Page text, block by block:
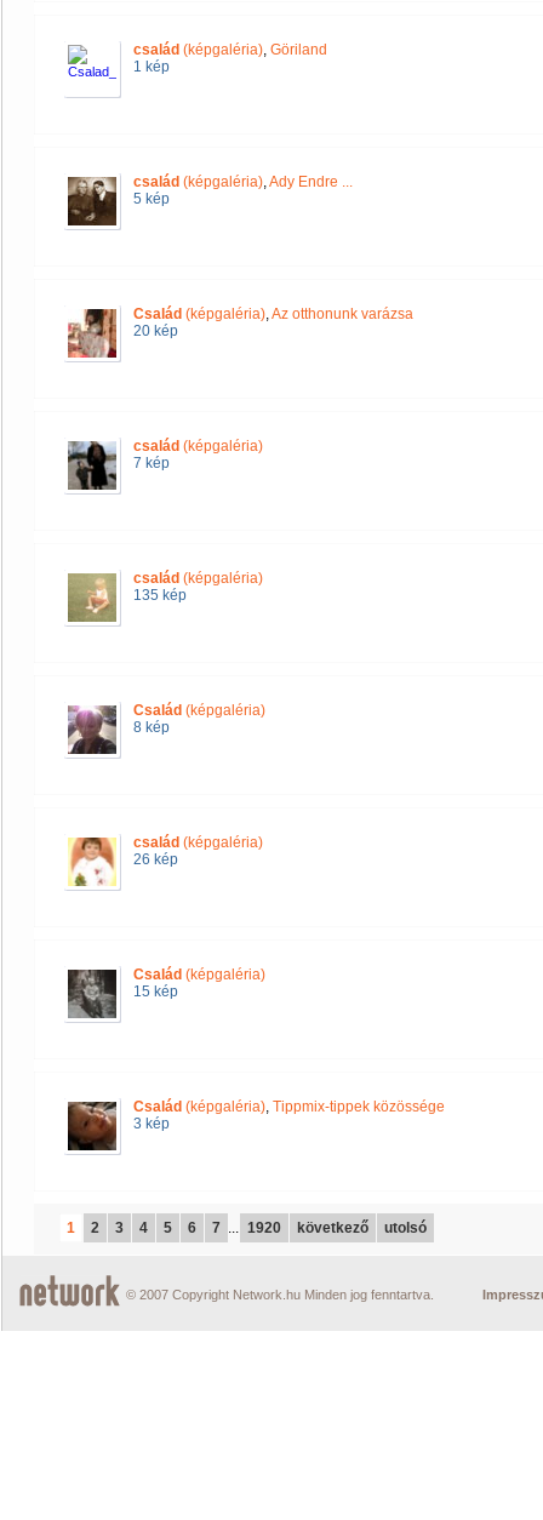
család (képgaléria), Göriland
1 kép
család (képgaléria),Ady Endre ...
5 kép
Család (képgaléria),Az otthonunk varázsa
20 kép
család (képgaléria)
7 kép
család (képgaléria)
135 kép
Család (képgaléria)
8 kép
család (képgaléria)
26 kép
Család (képgaléria)
15 kép
Család (képgaléria), Tippmix-tippek közössége
3 kép
1 2 3 4 5 6 7 ... 1920 következő utolsó
© 2007 Copyright Network.hu Minden jog fenntartva.